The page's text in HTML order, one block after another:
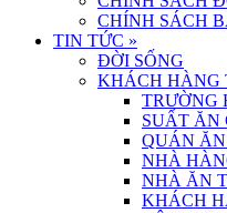
CHÍNH SÁCH
TIN TỨC »
ĐỜI SỐNG
KHÁCH HÀNG
TRƯỜNG
SUẤT ĂN
QUÁN
NHÀ
NHÀ ĂN
KHÁCH